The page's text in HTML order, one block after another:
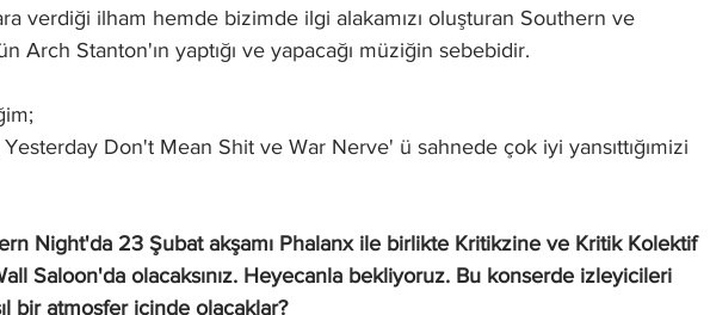
verdiği ilham hemde bizimde ilgi alakamızı oluşturan Southern ve
Arch Stanton'ın yaptığı ve yapacağı müziğin sebebidir.
Don't Mean Shit ve War Nerve' ü sahnede çok iyi yansıttığımizi
Night'da 23 Şubat akşamı Phalanx ile birlikte Kritikzine ve Kritik Kolektif
Saloon'da olacaksınız. Heyecanla bekliyoruz. Bu konserde izleyicileri
bir atmosfer içinde olacaklar?